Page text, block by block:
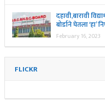
दहावी,बारावी
बोर्डाने घेतला ‘हा’
February 16, 2023
FLICKR